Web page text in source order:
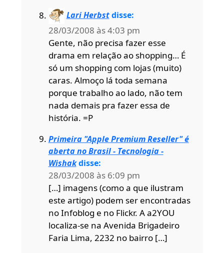
Lari Herbst disse:
28/03/2008 às 4:03 pm
Gente, não precisa fazer esse
drama em relação ao shopping… É
só um shopping com lojas (muito)
caras. Almoço lá toda semana
porque trabalho ao lado, não tem
nada demais pra fazer essa de
história. =P
Primeira "Apple Premium Reseller" é
aberta no Brasil - Tecnologia -
Wishak disse:
28/03/2008 às 6:09 pm
[…] imagens (como a que ilustram
este artigo) podem ser encontradas
no Infoblog e no Flickr. A a2YOU
localiza-se na Avenida Brigadeiro
Faria Lima, 2232 no bairro […]